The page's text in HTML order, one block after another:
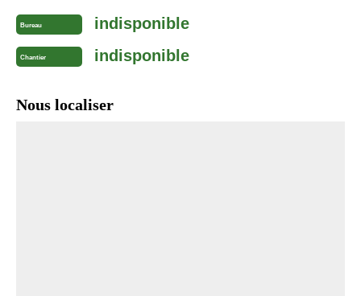
Bureau indisponible
Chantier indisponible
Nous localiser